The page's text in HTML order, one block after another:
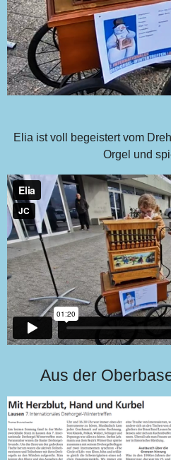
Elia ist voll begeistert vom
Orgel und
Aus der